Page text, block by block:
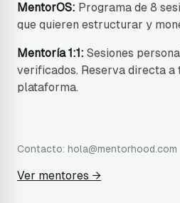
MentorOS: Programa de 8
que quieren estructurar y
Mentoría 1:1: Sesiones
verificados. Reserva directa a
plataforma.
Contacto: hola@mentorhood.com
Ver mentores →